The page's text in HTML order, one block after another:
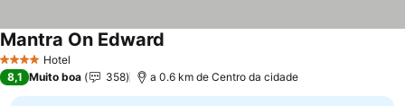
4 EstrelasHotel
Mantra On Edward
8,1 Muito boa 358 a 0.6 km de Centro da cidade